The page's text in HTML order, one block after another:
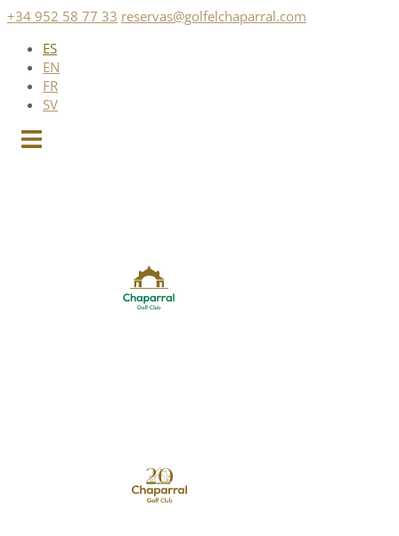
Saltar
contenido
+34 952 58 77 33 reservas@golfelchaparral.com
ES
EN
FR
SV